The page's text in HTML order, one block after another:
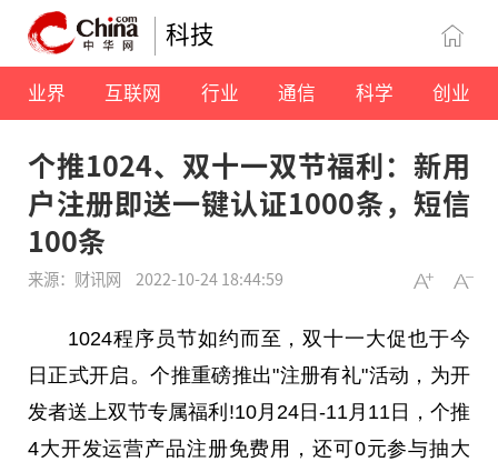
科技
业界 互联网 行业 通信 科学 创业
个推1024、双十一双节福利：新用
户注册即送一键认证1000条，短信
100条
来源：财讯网 2022-10-24 18:44:59
1024程序员节如约而至，双十一大促也于今
日正式开启。个推重磅推出"注册有礼"活动，为开
发者送上双节专属福利!10月24日-11月11日，个推
4大开发运营产品注册免费用，还可0元参与抽大